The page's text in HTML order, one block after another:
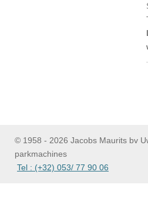
© 1958 - 2026 Jacobs Maurits bv
Tel : (+32) 053/ 77 90 06